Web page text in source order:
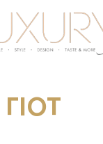
ΓΙΟΤ